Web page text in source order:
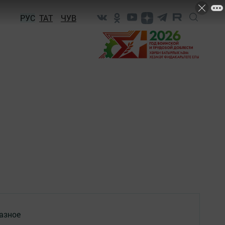
РУС ТАТ ЧУВ